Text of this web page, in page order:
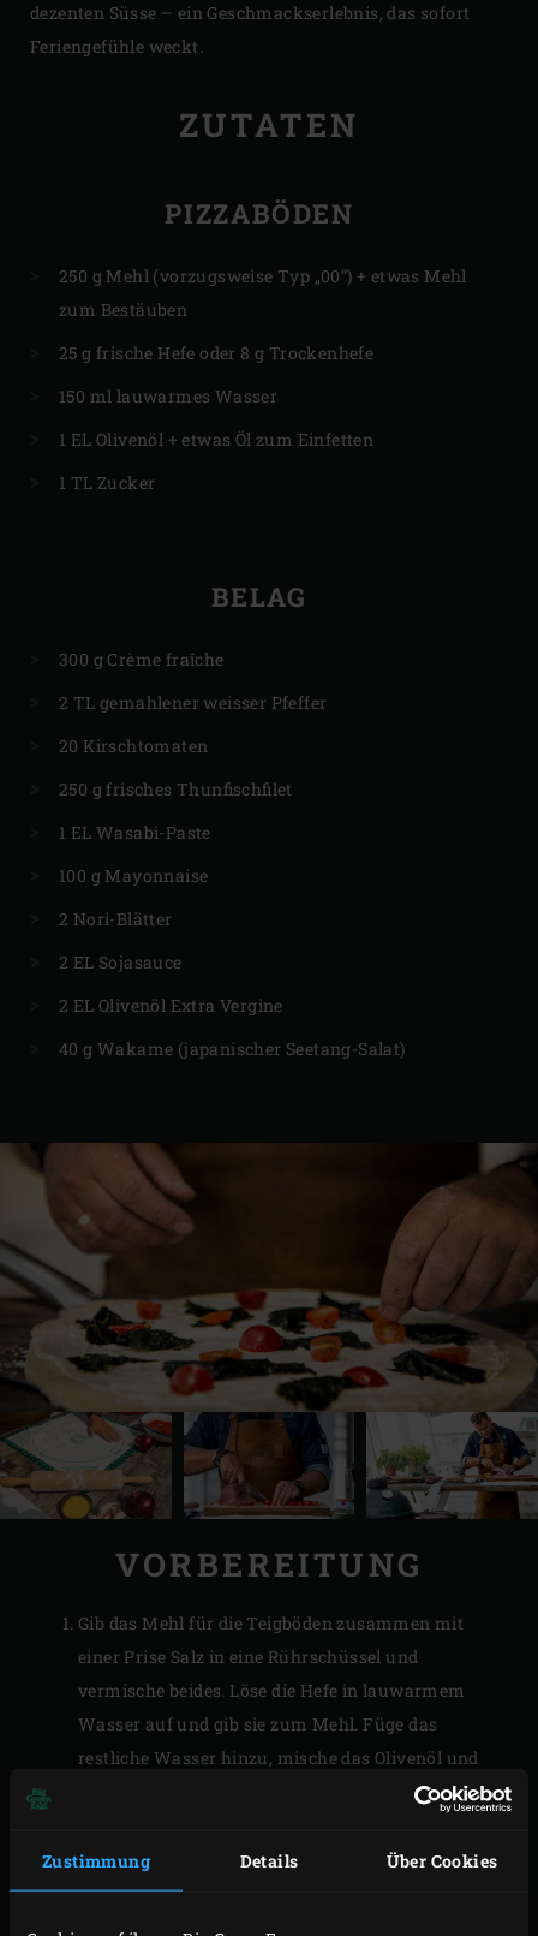
Zustimmung Details Über Cookies
dezenten Süsse – ein Geschmackserlebnis, das sofort
Feriengefühle weckt.
ZUTATEN
PIZZABÖDEN
250 g Mehl (vorzugsweise Typ „00“) + etwas Mehl
zum Bestäuben
25 g frische Hefe oder 8 g Trockenhefe
150 ml lauwarmes Wasser
1 EL Olivenöl + etwas Öl zum Einfetten
1 TL Zucker
BELAG
300 g Crème fraîche
2 TL gemahlener weisser Pfeffer
20 Kirschtomaten
250 g frisches Thunfischfilet
1 EL Wasabi-Paste
100 g Mayonnaise
2 Nori-Blätter
2 EL Sojasauce
2 EL Olivenöl Extra Vergine
40 g Wakame (japanischer Seetang-Salat)
VORBEREITUNG
Gib das Mehl für die Teigböden zusammen mit
einer Prise Salz in eine Rührschüssel und
vermische beides. Löse die Hefe in lauwarmem
Wasser auf und gib sie zum Mehl. Füge das
restliche Wasser hinzu, mische das Olivenöl und
den Zucker unter. Knete den Teig jetzt mindestens 5
oder einer Küchenmaschine.
Den Teig auf die Arbeitsplatte geben und von Hand